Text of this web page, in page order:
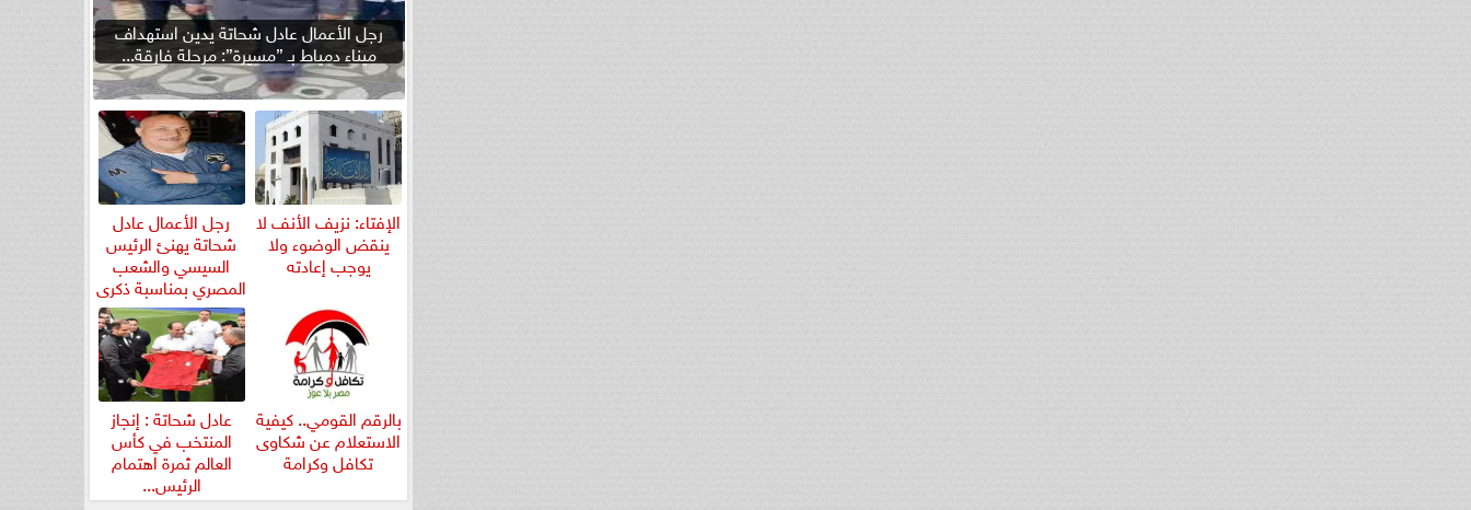
رجل الأعمال عادل شحاتة يدين استهداف
ميناء دمياط بـ ”مسيرة”: مرحلة فارقة...
الإفتاء: نزيف الأنف لا
ينقض الوضوء ولا
يوجب إعادته
رجل الأعمال عادل
شحاتة يهنئ الرئيس
السيسي والشعب
المصري بمناسبة ذكرى
ثورة...
بالرقم القومي.. كيفية
الاستعلام عن شكاوى
تكافل وكرامة
عادل شحاتة : إنجاز
المنتخب في كأس
العالم ثمرة اهتمام
الرئيس...